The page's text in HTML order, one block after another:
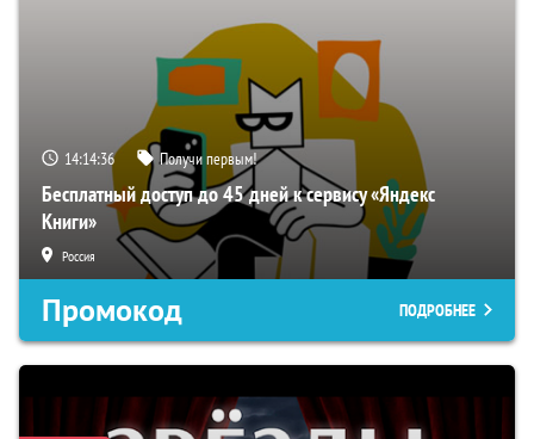
14:14:34 Получи первым!
Бесплатный доступ до 45 дней к сервису «Яндекс
Книги»
Россия
Промокод ПОДРОБНЕЕ